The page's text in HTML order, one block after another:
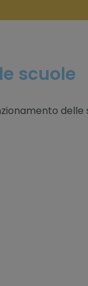
scuole
delle